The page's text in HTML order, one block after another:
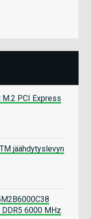
M.2 PCI Express
jäähdytyslevyn
6000 MHz